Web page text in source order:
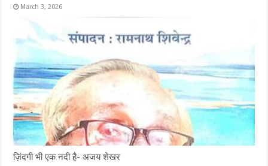
March 3, 2026
ज़िंदगी भी एक नदी है- अजय शेखर